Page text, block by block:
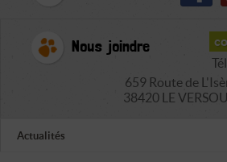
Nous joindre
659 Route de
38420 LE
Actualités